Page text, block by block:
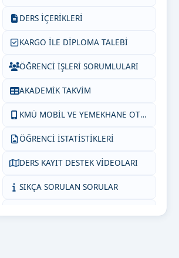
DERS İÇERİKLERİ
KARGO İLE DİPLOMA TALEBİ
ÖĞRENCİ İŞLERİ SORUMLULARI
AKADEMİK TAKVİM
KMÜ MOBİL VE YEMEKHANE OTOM.
ÖĞRENCİ İSTATİSTİKLERİ
DERS KAYIT DESTEK VİDEOLARI
SIKÇA SORULAN SORULAR